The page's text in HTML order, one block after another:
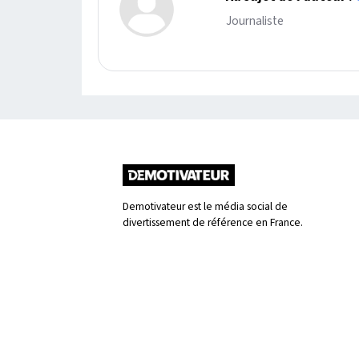
Journaliste
Demotivateur est le média social de
divertissement de référence en France.